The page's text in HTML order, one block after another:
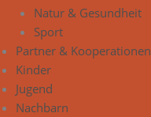
Natur & Gesundheit
Sport
Partner & Kooperationen
Kinder
Jugend
Nachbarn